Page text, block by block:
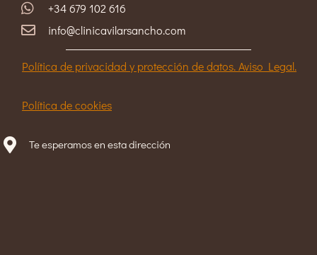
+34 679 102 616
info@clinicavilarsancho.com
Política de privacidad y protección de datos. Aviso Legal.
Política de cookies
Te esperamos en esta dirección